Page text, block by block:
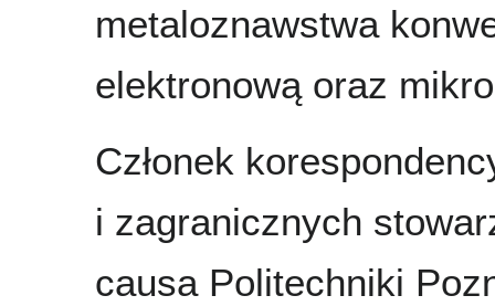
metaloznawstwa
elektronową oraz
Członek
i zagranicznych
causa Politechniki